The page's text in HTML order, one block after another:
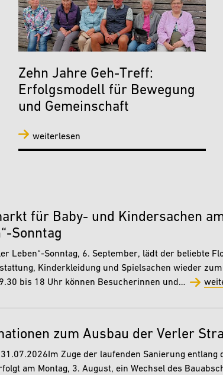
Zehn Jahre Geh-Treff:
Erfolgsmodell für Bewegung
und Gemeinschaft
weiterlesen
für Baby- und Kindersachen
Sonntag
Leben“-Sonntag, 6. September, lädt der beliebte
Kinderkleidung und Spielsachen wieder
bis 18 Uhr können Besucherinnen und…
zum Ausbau der Verler
Zuge der laufenden Sanierung entlang
am Montag, 3. August, ein Wechsel des